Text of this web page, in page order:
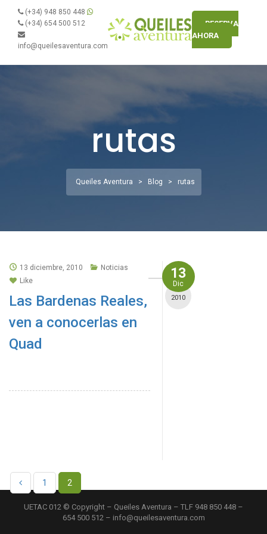
Blog
(+34) 948 850 448
(+34) 654 500 512
info@queilesaventura.com
RESERVA
AHORA
rutas
Queiles Aventura > Blog > rutas
13
Dic
2010
13 diciembre, 2010
Noticias
Like
Las Bardenas Reales,
ven a conocerlas en
Quad
1 2
UETAC 012 © Copyright – Queiles Aventura – TLF 948 850 448 –
654 500 512 – info@queilesaventura.com